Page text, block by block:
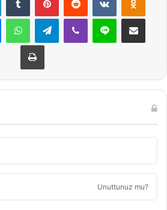
MessengerWhatsAppTelegramViber Line E-Posta ile
Yazdır
Unuttunuz mu?